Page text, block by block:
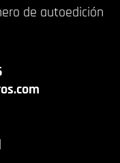
de autoedición